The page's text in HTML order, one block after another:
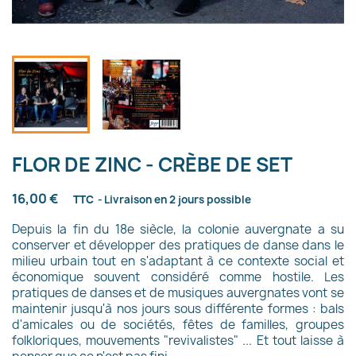
FLOR DE ZINC - CRÈBE DE SET
16,00 € TTC Livraison en 2 jours possible
Depuis la fin du 18e siècle, la colonie auvergnate a su
conserver et développer des pratiques de danse dans le
milieu urbain tout en s'adaptant à ce contexte social et
économique souvent considéré comme hostile. Les
pratiques de danses et de musiques auvergnates vont se
maintenir jusqu'à nos jours sous différente formes : bals
d'amicales ou de sociétés, fêtes de familles, groupes
folkloriques, mouvements "revivalistes" ... Et tout laisse à